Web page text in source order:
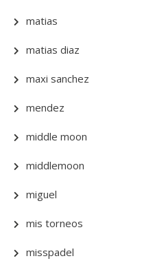
matias
matias diaz
maxi sanchez
mendez
middle moon
middlemoon
miguel
mis torneos
misspadel